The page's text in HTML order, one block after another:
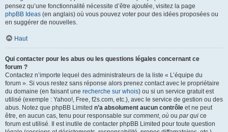
pensez qu’une fonctionnalité nécessite d’être ajoutée, visitez la page
phpBB Ideas (en anglais) où vous pouvez voter pour des idées proposées ou
en suggérer de nouvelles.
Haut
Qui contacter pour les abus ou les questions légales concernant ce
forum ?
Contactez n’importe lequel des administrateurs de la liste « L’équipe du
forum ». Si vous restez sans réponse alors prenez contact avec le propriétaire
du domaine (en faisant une recherche sur whois) ou si un service gratuit est
utilisé (exemple : Yahoo!, Free, f2s.com, etc.), avec le service de gestion ou des
abus. Notez que phpBB Limited n’a absolument aucun contrôle et ne peut
être, en aucun cas, tenu pour responsable sur comment, où ou par qui ce
forum est utilisé. Il est inutile de contacter phpBB Limited pour toute question